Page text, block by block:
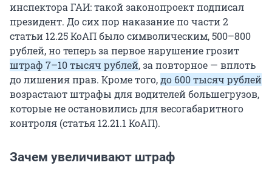
инспектора ГАИ: такой законопроект подписал
президент. До сих пор наказание по части 2
статьи 12.25 КоАП было символическим, 500–800
рублей, но теперь за первое нарушение грозит
штраф 7–10 тысяч рублей, за повторное — вплоть
до лишения прав. Кроме того,до 600 тысяч рублей
возрастают штрафы для водителей большегрузов,
которые не остановились для весогабаритного
контроля (статья 12.21.1 КоАП).
Зачем увеличивают штраф